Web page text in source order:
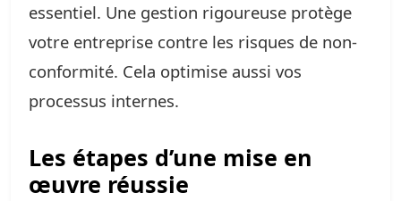
essentiel. Une gestion rigoureuse protège
votre entreprise contre les risques de non-
conformité. Cela optimise aussi vos
processus internes.
Les étapes d’une mise en
œuvre réussie